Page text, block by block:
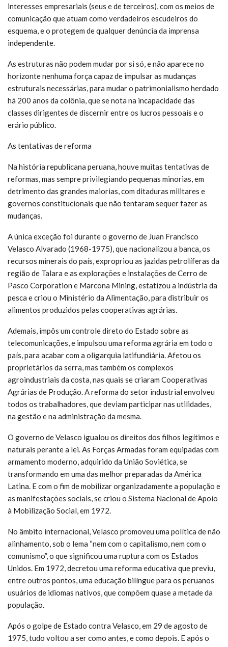
interesses empresariais (seus e de terceiros), com os meios de
comunicação que atuam como verdadeiros escudeiros do
esquema, e o protegem de qualquer denúncia da imprensa
independente.
As estruturas não podem mudar por si só, e não aparece no
horizonte nenhuma força capaz de impulsar as mudanças
estruturais necessárias, para mudar o patrimonialismo herdado
há 200 anos da colônia, que se nota na incapacidade das
classes dirigentes de discernir entre os lucros pessoais e o
erário público.
As tentativas de reforma
Na história republicana peruana, houve muitas tentativas de
reformas, mas sempre privilegiando pequenas minorias, em
detrimento das grandes maiorias, com ditaduras militares e
governos constitucionais que não tentaram sequer fazer as
mudanças.
A única exceção foi durante o governo de Juan Francisco
Velasco Alvarado (1968-1975), que nacionalizou a banca, os
recursos minerais do país, expropriou as jazidas petrolíferas da
região de Talara e as explorações e instalações de Cerro de
Pasco Corporation e Marcona Mining, estatizou a indústria da
pesca e criou o Ministério da Alimentação, para distribuir os
alimentos produzidos pelas cooperativas agrárias.
Ademais, impôs um controle direto do Estado sobre as
telecomunicações, e impulsou uma reforma agrária em todo o
país, para acabar com a oligarquia latifundiária. Afetou os
proprietários da serra, mas também os complexos
agroindustriais da costa, nas quais se criaram Cooperativas
Agrárias de Produção. A reforma do setor industrial envolveu
todos os trabalhadores, que deviam participar nas utilidades,
na gestão e na administração da mesma.
O governo de Velasco igualou os direitos dos filhos legítimos e
naturais perante a lei. As Forças Armadas foram equipadas com
armamento moderno, adquirido da União Soviética, se
transformando em uma das melhor preparadas da América
Latina. E com o fim de mobilizar organizadamente a população e
as manifestações sociais, se criou o Sistema Nacional de Apoio
à Mobilização Social, em 1972.
No âmbito internacional, Velasco promoveu uma política de não
alinhamento, sob o lema “nem com o capitalismo, nem com o
comunismo”, o que significou uma ruptura com os Estados
Unidos. Em 1972, decretou uma reforma educativa que previu,
entre outros pontos, uma educação bilíngue para os peruanos
usuários de idiomas nativos, que compõem quase a metade da
população.
Após o golpe de Estado contra Velasco, em 29 de agosto de
1975, tudo voltou a ser como antes, e como depois. E após o